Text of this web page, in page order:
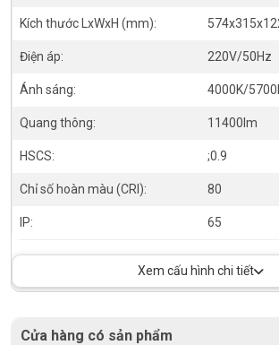
Kích thước LxWxH (mm):
Điện áp: 220V/50Hz
Ánh sáng: 4000K/
Quang thông: 11400lm
HSCS: ;0.9
Chỉ số hoàn màu (CRI): 80
IP: 65
Xem cấu hình chi tiết
Cửa hàng có sản phẩm